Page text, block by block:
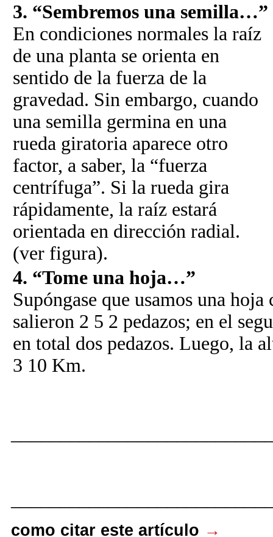
3. “Sembremos una semilla…”
En condiciones normales la raíz
de una planta se orienta en
sentido de la fuerza de la
gravedad. Sin embargo, cuando
una semilla germina en una
rueda giratoria aparece otro
factor, a saber, la “fuerza
centrífuga”. Si la rueda gira
rápidamente, la raíz estará
orientada en dirección radial.
(ver figura).
4. “Tome una hoja…”
Supóngase que usamos una
salieron 2 5 2 pedazos; en el
en total dos pedazos. Luego, la
3 10 Km.
como citar este artículo →